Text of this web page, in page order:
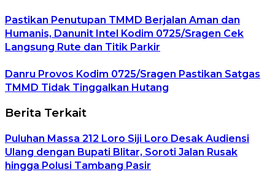
Pastikan Penutupan TMMD Berjalan Aman dan
Humanis, Danunit Intel Kodim 0725/Sragen Cek
Langsung Rute dan Titik Parkir
Danru Provos Kodim 0725/Sragen Pastikan Satgas
TMMD Tidak Tinggalkan Hutang
Berita Terkait
Puluhan Massa 212 Loro Siji Loro Desak Audiensi
Ulang dengan Bupati Blitar, Soroti Jalan Rusak
hingga Polusi Tambang Pasir